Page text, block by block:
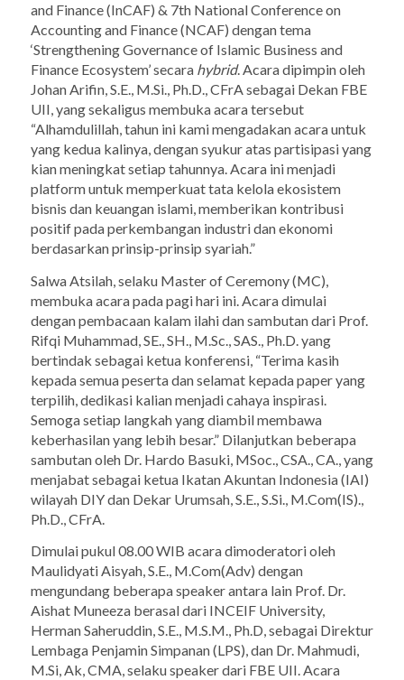
and Finance (InCAF) & 7th National Conference on
Accounting and Finance (NCAF) dengan tema
‘Strengthening Governance of Islamic Business and
Finance Ecosystem’ secara hybrid. Acara dipimpin oleh
Johan Arifin, S.E., M.Si., Ph.D., CFrA sebagai Dekan FBE
UII, yang sekaligus membuka acara tersebut
“Alhamdulillah, tahun ini kami mengadakan acara untuk
yang kedua kalinya, dengan syukur atas partisipasi yang
kian meningkat setiap tahunnya. Acara ini menjadi
platform untuk memperkuat tata kelola ekosistem
bisnis dan keuangan islami, memberikan kontribusi
positif pada perkembangan industri dan ekonomi
berdasarkan prinsip-prinsip syariah.”
Salwa Atsilah, selaku Master of Ceremony (MC),
membuka acara pada pagi hari ini. Acara dimulai
dengan pembacaan kalam ilahi dan sambutan dari Prof.
Rifqi Muhammad, SE., SH., M.Sc., SAS., Ph.D. yang
bertindak sebagai ketua konferensi, “Terima kasih
kepada semua peserta dan selamat kepada paper yang
terpilih, dedikasi kalian menjadi cahaya inspirasi.
Semoga setiap langkah yang diambil membawa
keberhasilan yang lebih besar.” Dilanjutkan beberapa
sambutan oleh Dr. Hardo Basuki, MSoc., CSA., CA., yang
menjabat sebagai ketua Ikatan Akuntan Indonesia (IAI)
wilayah DIY dan Dekar Urumsah, S.E., S.Si., M.Com(IS).,
Ph.D., CFrA.
Dimulai pukul 08.00 WIB acara dimoderatori oleh
Maulidyati Aisyah, S.E., M.Com(Adv) dengan
mengundang beberapaspeakerantara lain Prof. Dr.
Aishat Muneeza berasal dari INCEIF University,
Herman Saheruddin, S.E., M.S.M., Ph.D, sebagai Direktur
Lembaga Penjamin Simpanan (LPS), dan Dr. Mahmudi,
M.Si, Ak, CMA, selakuspeakerdari FBE UII. Acara